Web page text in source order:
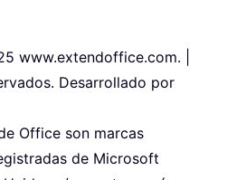
www.extendoffice.com. |
Desarrollado por
Office son marcas
de Microsoft